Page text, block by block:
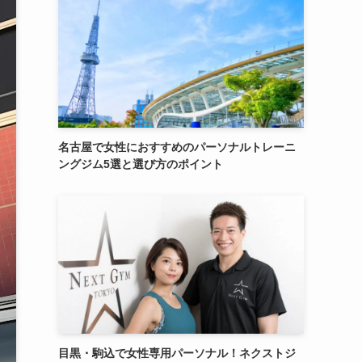
名古屋で女性におすすめのパーソナルトレーニ
ングジム5選と選び方のポイント
目黒・駒込で女性専用パーソナル！ネクストジ